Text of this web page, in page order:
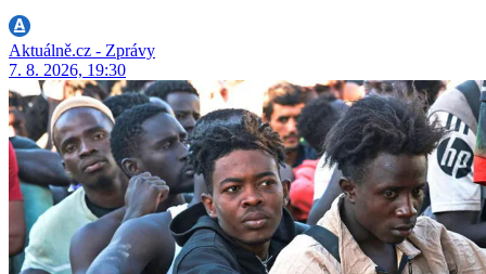
Aktuálně.cz - Zprávy
7. 8. 2026, 19:30